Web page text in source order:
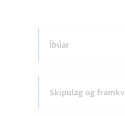
Íbúar
Skipulag og